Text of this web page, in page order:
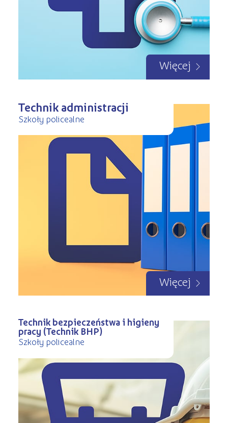
Więcej
Technik administracji
Szkoły policealne
Więcej
Technik bezpieczeństwa i higieny
pracy (Technik BHP)
Szkoły policealne